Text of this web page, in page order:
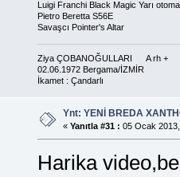
Luigi Franchi Black Magic Yarı
Pietro Beretta S56E
Savaşcı Pointer's Altar
Ziya ÇOBANOĞULLARI A rh +
02.06.1972 Bergama/İZMİR
İkamet : Çandarlı
Ynt: YENİ BREDA
« Yanıtla #31 : 05 Ocak
Harika